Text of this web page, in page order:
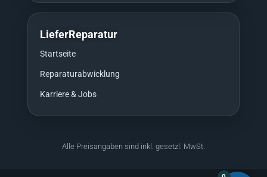
LieferReparatur
Startseite
Reparaturabwicklung
Karriere & Jobs
Alle Preisangaben sind inkl. gesetzl. MwSt.